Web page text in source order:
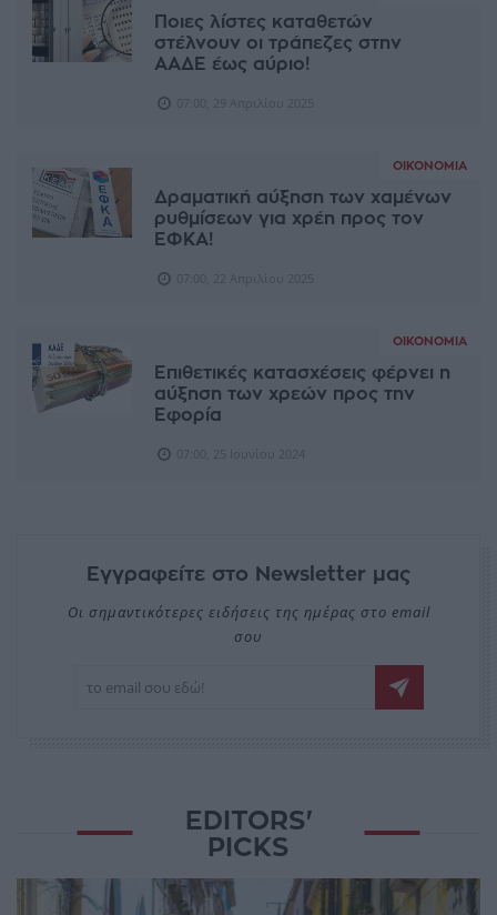
Ποιες λίστες καταθετών
στέλνουν οι τράπεζες στην
ΑΑΔΕ έως αύριο!
ΟΙΚΟΝΟΜΊΑ
Δραματική αύξηση των χαμένων
ρυθμίσεων για χρέη προς τον
ΕΦΚΑ!
ΟΙΚΟΝΟΜΊΑ
Επιθετικές κατασχέσεις φέρνει η
αύξηση των χρεών προς την
Εφορία
Εγγραφείτε στο Newsletter μας
Οι σημαντικότερες ειδήσεις της ημέρας στο email
σου
EDITORS'
PICKS